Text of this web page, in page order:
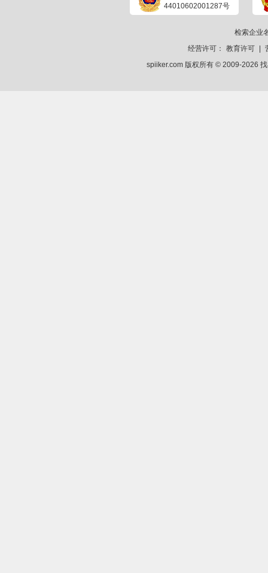
44010602001287号
检索企业
经营许可：
教育许可
spiiker.com 版权所有 © 2009-2026